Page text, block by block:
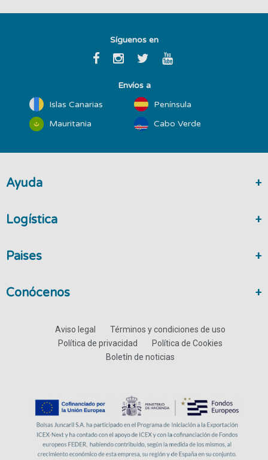
Síguenos en
Envíos a
Islas Canarias
Península
Mauritania
Cabo Verde
Ayuda
Logística
Paises
Conócenos
Aviso legal
Términos y condiciones de uso
Política de privacidad
Política de Cookies
Boletín de noticias